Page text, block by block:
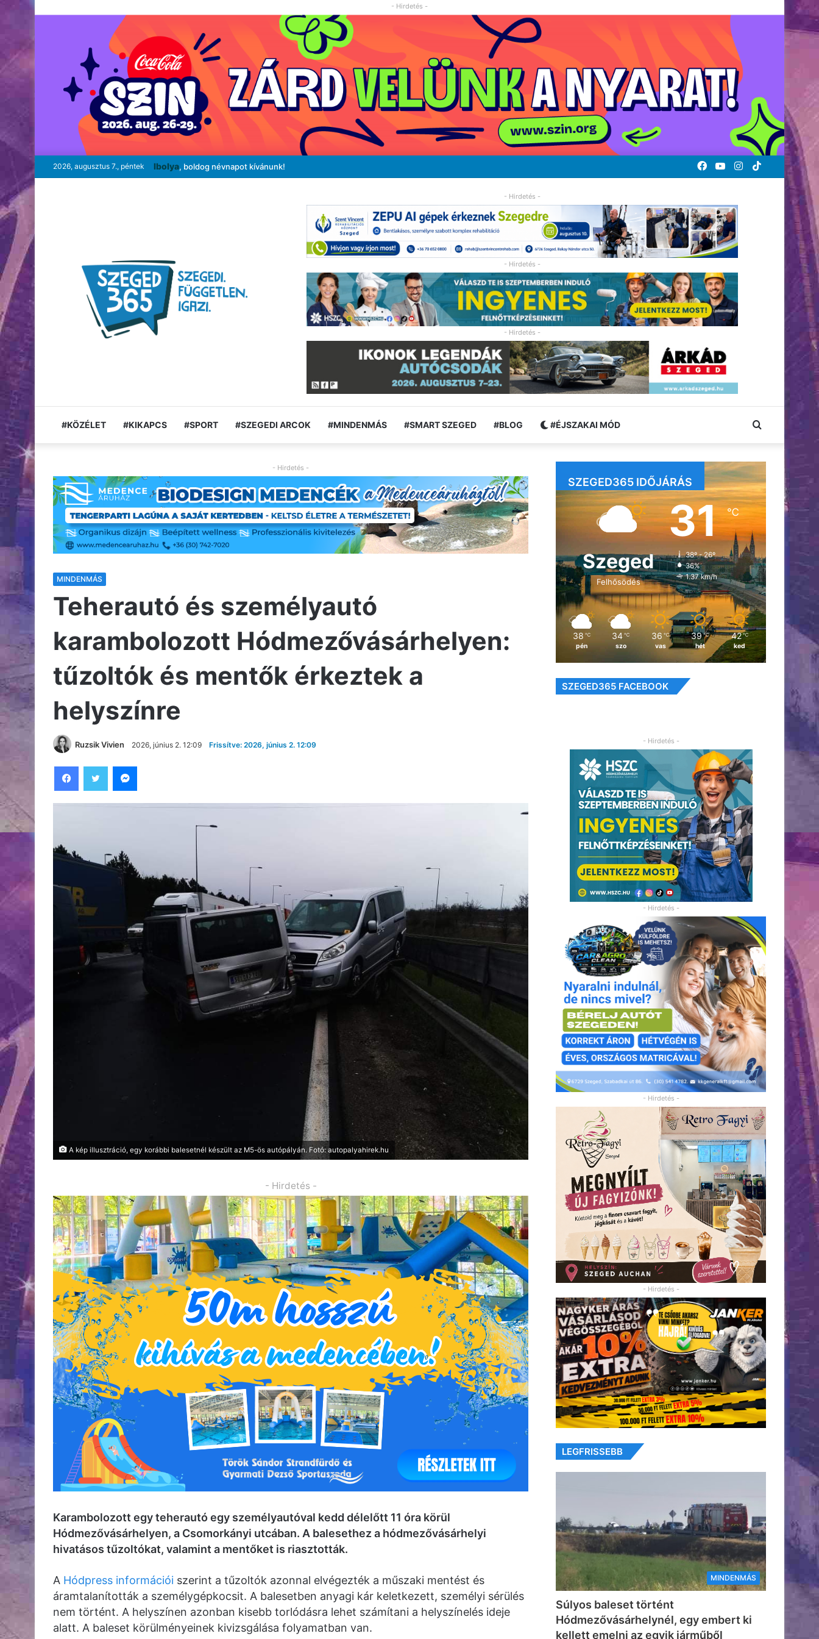
- Hirdetés -
2026, augusztus 7., péntek Ibolya, boldog névnapot kívánunk! TikTok
Instagram
YouTube
Facebook
- Hirdetés -
- Hirdetés -
- Hirdetés -
#KÖZÉLET #KIKAPCS #SPORT #SZEGEDI ARCOK #MINDENMÁS #SMART SZEGED #BLOG #ÉJSZAKAI MÓD Keresés:
- Hirdetés -
MINDENMÁS
Teherautó és személyautó
karambolozott Hódmezővásárhelyen:
tűzoltók és mentők érkeztek a
helyszínre
Ruzsik Vivien 2026, június 2. 12:09 Frissítve: 2026, június 2. 12:09
A kép illusztráció, egy korábbi balesetnél készült az M5-ös autópályán. Fotó: autopalyahirek.hu
- Hirdetés -
Karambolozott egy teherautó egy személyautóval kedd délelőtt 11 óra körül
Hódmezővásárhelyen, a Csomorkányi utcában. A balesethez a hódmezővásárhelyi
hivatásos tűzoltókat, valamint a mentőket is riasztották.
A Hódpress információi szerint a tűzoltók azonnal elvégezték a műszaki mentést és
áramtalanították a személygépkocsit. A balesetben anyagi kár keletkezett, személyi sérülés
nem történt. A helyszínen azonban kisebb torlódásra lehet számítani a helyszínelés ideje
alatt. A baleset körülményeinek kivizsgálása folyamatban van.
SZEGED365 IDŐJÁRÁS
Szeged
Felhősödés
31℃
38º - 26º
36%
1.37 km/h
38 ℃
pén
34 ℃
szo
36 ℃
vas
39 ℃
hét
42 ℃
ked
SZEGED365 FACEBOOK
- Hirdetés -
- Hirdetés -
- Hirdetés -
- Hirdetés -
LEGFRISSEBB
MINDENMÁS
Súlyos baleset történt
Hódmezővásárhelynél, egy embert ki
kellett emelni az egyik járműből